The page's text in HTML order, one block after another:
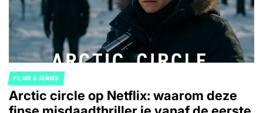
POSTED
IN
FILMS & SERIES
Arctic circle op Netflix: waarom deze